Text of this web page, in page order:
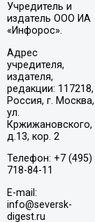
Учредитель и
издатель ООО ИА
«Инфорос».
Адрес
учредителя,
издателя,
редакции: 117218,
Россия, г. Москва,
ул.
Кржижановского,
д.13, кор. 2
Телефон: +7 (495)
718-84-11
E-mail:
info@seversk-
digest.ru